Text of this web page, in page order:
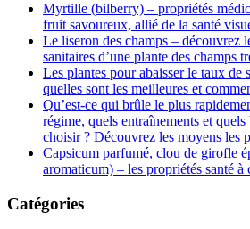
Myrtille (bilberry) – propriétés
fruit savoureux, allié de la santé
Le liseron des champs – découvrez
sanitaires d’une plante des champs
Les plantes pour abaisser le taux de
quelles sont les meilleures et
Qu’est-ce qui brûle le plus
régime, quels entraînements et
choisir ? Découvrez les moyens les
Capsicum parfumé, clou de girofle
aromaticum) – les propriétés santé à
Catégories